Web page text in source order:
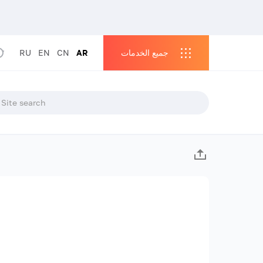
RU EN CN AR جميع الخدمات